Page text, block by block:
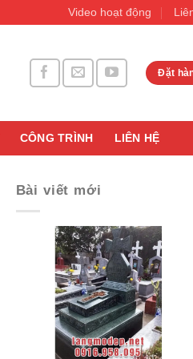
Video hoạt động
Đặt
CÔNG TRÌNH LIÊN HỆ
Bài viết mới